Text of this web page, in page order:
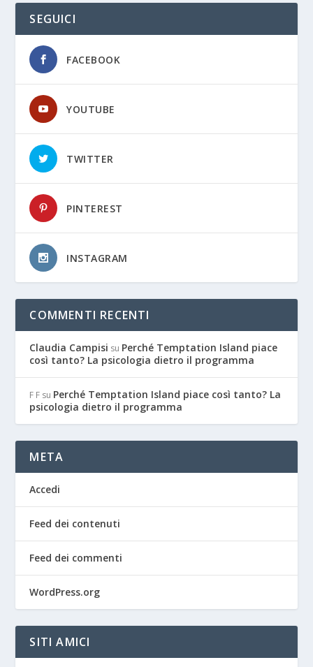
SEGUICI
FACEBOOK
YOUTUBE
TWITTER
PINTEREST
INSTAGRAM
COMMENTI RECENTI
Claudia Campisi su Perché Temptation Island piace
così tanto? La psicologia dietro il programma
F F su Perché Temptation Island piace così tanto? La
psicologia dietro il programma
META
Accedi
Feed dei contenuti
Feed dei commenti
WordPress.org
SITI AMICI